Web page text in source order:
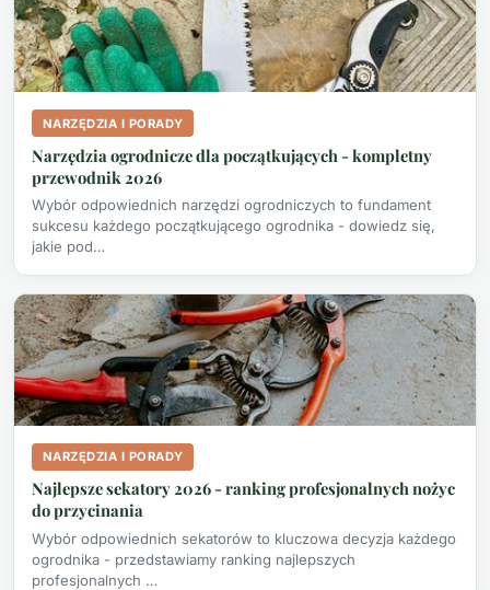
NARZĘDZIA I PORADY
Narzędzia ogrodnicze dla początkujących - kompletny
przewodnik 2026
Wybór odpowiednich narzędzi ogrodniczych to fundament
sukcesu każdego początkującego ogrodnika - dowiedz się,
jakie pod…
NARZĘDZIA I PORADY
Najlepsze sekatory 2026 - ranking profesjonalnych nożyc
do przycinania
Wybór odpowiednich sekatorów to kluczowa decyzja każdego
ogrodnika - przedstawiamy ranking najlepszych
profesjonalnych …